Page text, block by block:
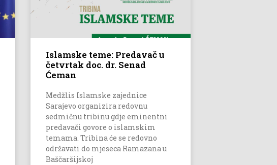
Islamske teme: Predavač u
četvrtak doc. dr. Senad
Ćeman
Medžlis Islamske zajednice
Sarajevo organizira redovnu
sedmičnu tribinu gdje eminentni
predavači govore o islamskim
temama. Tribina će se redovno
održavati do mjeseca Ramazana u
Baščaršijskoj